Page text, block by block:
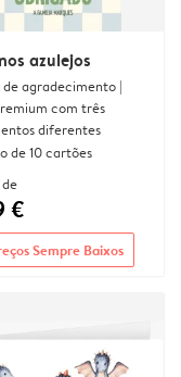
azulejos
agradecimento |
com três
diferentes
de 10 cartões
€
Sempre Baixos